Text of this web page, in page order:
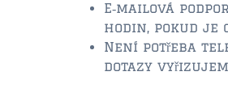
E‑mailová
hodin, pokud je
Není potřeba
dotazy